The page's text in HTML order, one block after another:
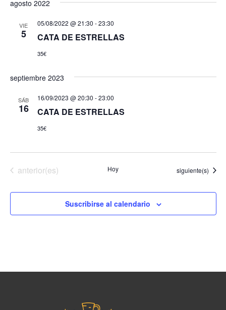
agosto 2022
VIE
5 CATA DE ESTRELLAS
05/08/2022 @ 21:30 -23:30
35€
septiembre 2023
SÁB
16 CATA DE ESTRELLAS
16/09/2023 @ 20:30 -23:00
35€
Eventos
anterior(es) Hoy Eventos
siguiente(s)
Suscribirse al calendario